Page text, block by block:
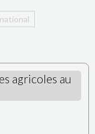
agricoles au